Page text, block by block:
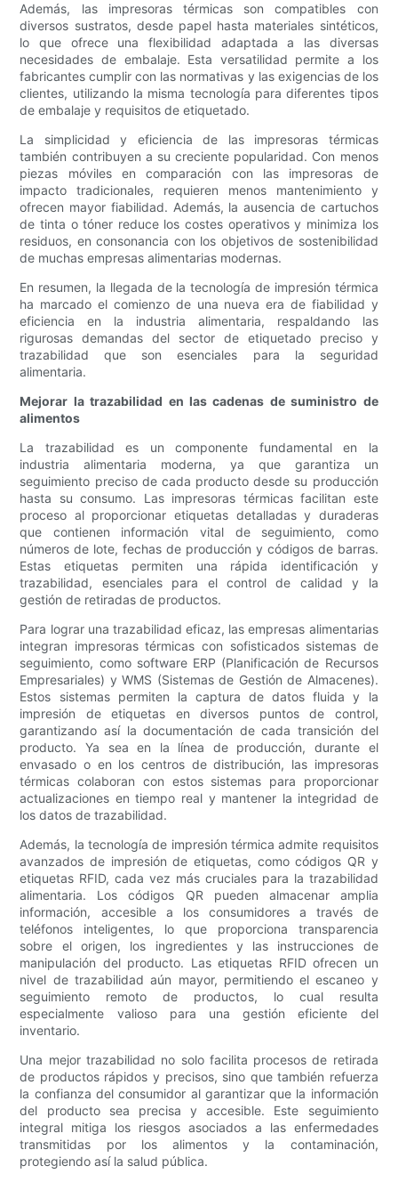
Además, las impresoras térmicas son compatibles con
diversos sustratos, desde papel hasta materiales sintéticos,
lo que ofrece una flexibilidad adaptada a las diversas
necesidades de embalaje. Esta versatilidad permite a los
fabricantes cumplir con las normativas y las exigencias de los
clientes, utilizando la misma tecnología para diferentes tipos
de embalaje y requisitos de etiquetado.
La simplicidad y eficiencia de las impresoras térmicas
también contribuyen a su creciente popularidad. Con menos
piezas móviles en comparación con las impresoras de
impacto tradicionales, requieren menos mantenimiento y
ofrecen mayor fiabilidad. Además, la ausencia de cartuchos
de tinta o tóner reduce los costes operativos y minimiza los
residuos, en consonancia con los objetivos de sostenibilidad
de muchas empresas alimentarias modernas.
En resumen, la llegada de la tecnología de impresión térmica
ha marcado el comienzo de una nueva era de fiabilidad y
eficiencia en la industria alimentaria, respaldando las
rigurosas demandas del sector de etiquetado preciso y
trazabilidad que son esenciales para la seguridad
alimentaria.
Mejorar la trazabilidad en las cadenas de suministro de
alimentos
La trazabilidad es un componente fundamental en la
industria alimentaria moderna, ya que garantiza un
seguimiento preciso de cada producto desde su producción
hasta su consumo. Las impresoras térmicas facilitan este
proceso al proporcionar etiquetas detalladas y duraderas
que contienen información vital de seguimiento, como
números de lote, fechas de producción y códigos de barras.
Estas etiquetas permiten una rápida identificación y
trazabilidad, esenciales para el control de calidad y la
gestión de retiradas de productos.
Para lograr una trazabilidad eficaz, las empresas alimentarias
integran impresoras térmicas con sofisticados sistemas de
seguimiento, como software ERP (Planificación de Recursos
Empresariales) y WMS (Sistemas de Gestión de Almacenes).
Estos sistemas permiten la captura de datos fluida y la
impresión de etiquetas en diversos puntos de control,
garantizando así la documentación de cada transición del
producto. Ya sea en la línea de producción, durante el
envasado o en los centros de distribución, las impresoras
térmicas colaboran con estos sistemas para proporcionar
actualizaciones en tiempo real y mantener la integridad de
los datos de trazabilidad.
Además, la tecnología de impresión térmica admite requisitos
avanzados de impresión de etiquetas, como códigos QR y
etiquetas RFID, cada vez más cruciales para la trazabilidad
alimentaria. Los códigos QR pueden almacenar amplia
información, accesible a los consumidores a través de
teléfonos inteligentes, lo que proporciona transparencia
sobre el origen, los ingredientes y las instrucciones de
manipulación del producto. Las etiquetas RFID ofrecen un
nivel de trazabilidad aún mayor, permitiendo el escaneo y
seguimiento remoto de productos, lo cual resulta
especialmente valioso para una gestión eficiente del
inventario.
Una mejor trazabilidad no solo facilita procesos de retirada
de productos rápidos y precisos, sino que también refuerza
la confianza del consumidor al garantizar que la información
del producto sea precisa y accesible. Este seguimiento
integral mitiga los riesgos asociados a las enfermedades
transmitidas por los alimentos y la contaminación,
protegiendo así la salud pública.